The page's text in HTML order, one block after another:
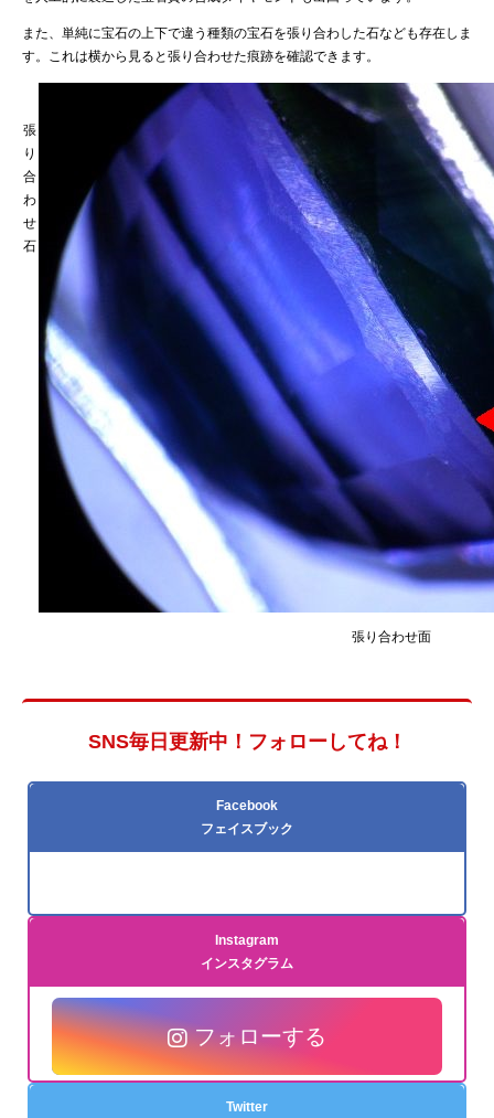
また、単純に宝石の上下で違う種類の宝石を張り合わした石なども存在しま
す。これは横から見ると張り合わせた痕跡を確認できます。
張
り
合
わ
せ
石
張り合わせ面
SNS毎日更新中！フォローしてね！
Facebook
フェイスブック
Instagram
インスタグラム
フォローする
Twitter